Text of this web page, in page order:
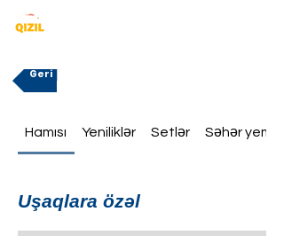
Geri
Hamısı Yeniliklər Setlər Səhər
Uşaqlara özəl